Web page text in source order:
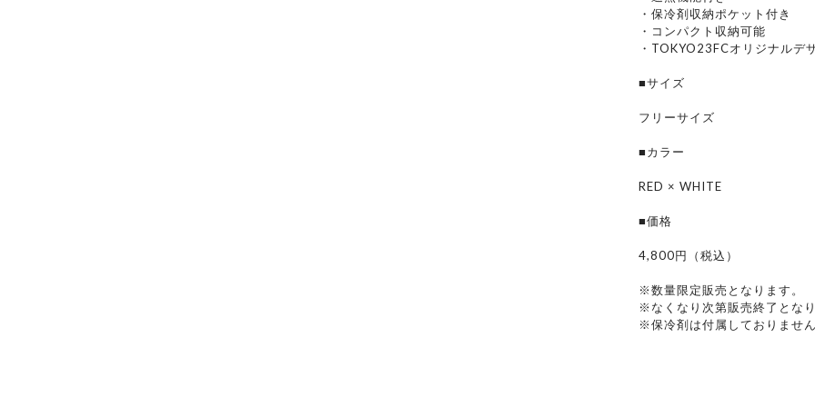
・保冷剤収納ポケット付き
・コンパクト収納可能
・TOKYO23FCオリジナルデ
■サイズ
フリーサイズ
■カラー
RED × WHITE
■価格
4,800円（税込）
※数量限定販売となります。
※なくなり次第販売終了となり
※保冷剤は付属しておりません